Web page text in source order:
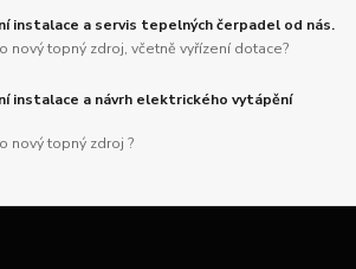
instalace a servis tepelných čerpadel od nás.
nový topný zdroj, včetně vyřízení dotace?
instalace a návrh elektrického vytápění
nový topný zdroj ?